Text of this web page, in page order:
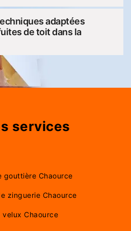
adaptées
de toit dans la
services
gouttière Chaource
zinguerie Chaource
Chaource